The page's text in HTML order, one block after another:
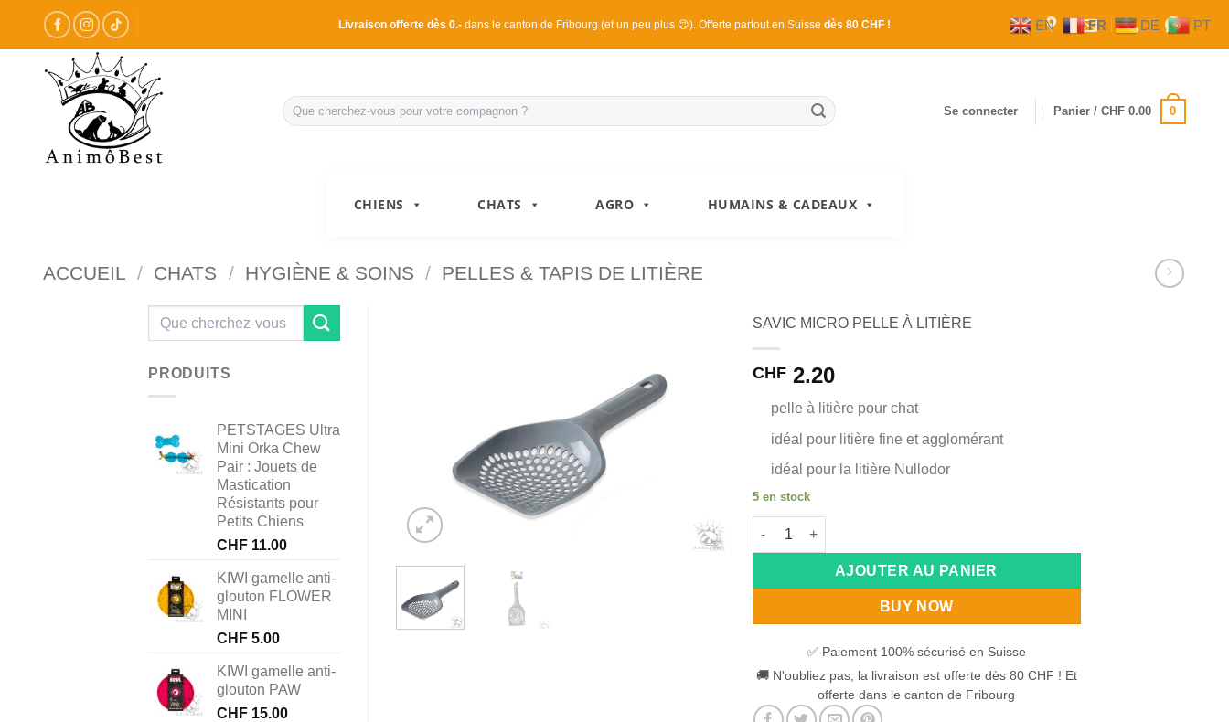
contenu
Livraison offerte dès 0.- dans le canton de Fribourg (et un peu plus 😊). Offerte partout en Suisse dès 80 CHF !
Recherche
pour :
Se connecter Panier / CHF0.00 0
CHIENS CHATS AGRO HUMAINS & CADEAUX
ACCUEIL / CHATS / HYGIÈNE & SOINS / PELLES & TAPIS DE LITIÈRE
pour :
PRODUITS
PETSTAGES Ultra
Mini Orka Chew
Pair : Jouets de
Mastication
Résistants pour
Petits Chiens
CHF 11.00
KIWI gamelle anti-
glouton FLOWER
MINI
CHF 5.00
KIWI gamelle anti-
glouton PAW
CHF 15.00
SAVIC MICRO PELLE À LITIÈRE
CHF2.20
pelle à litière pour chat
idéal pour litière fine et agglomérant
idéal pour la litière Nullodor
5 en stock
AJOUTER AU PANIER
BUY NOW
Alternative:
✅ Paiement 100% sécurisé en Suisse
🚚 N'oubliez pas, la livraison est offerte dès 80 CHF ! Et
offerte dans le canton de Fribourg
EN FR DE PT